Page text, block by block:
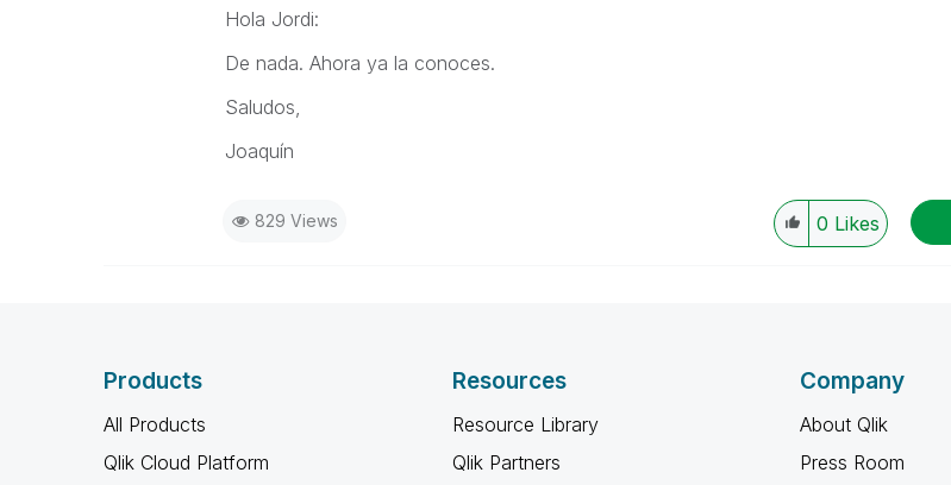
Hola Jordi:
De nada. Ahora ya la conoces.
Saludos,
Joaquín
829 Views 0 Likes
Products
All Products
Qlik Cloud Platform
Resources
Resource Library
Qlik Partners
Company
About Qlik
Press Room